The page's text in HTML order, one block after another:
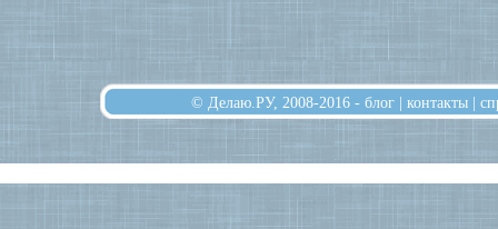
© Делаю.РУ, 2008-2016 - блог | контакты |